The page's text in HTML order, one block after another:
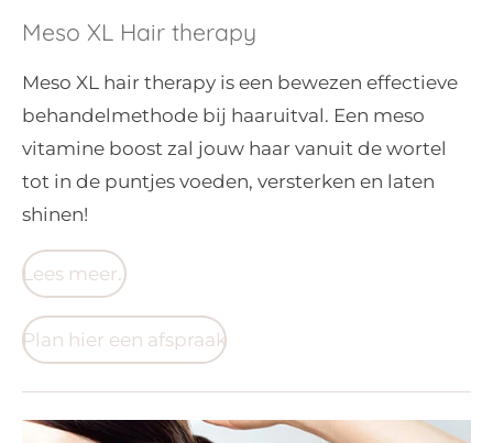
Meso XL Hair therapy
Meso XL hair therapy is een bewezen effectieve
behandelmethode bij haaruitval. Een meso
vitamine boost zal jouw haar vanuit de wortel
tot in de puntjes voeden, versterken en laten
shinen!
Lees meer..
Plan hier een afspraak